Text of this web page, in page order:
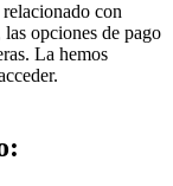
relacionado con
las opciones de pago
. La hemos
.
: